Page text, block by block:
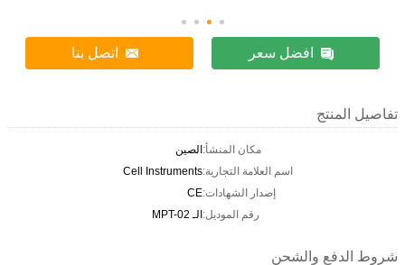
افضل سعر اتصل بنا
تفاصيل المنتج
مكان المنشأ:الصين
اسم العلامة التجارية:Cell Instruments
إصدار الشهادات:CE
رقم الموديل:الـ MPT-02
شروط الدفع والشحن